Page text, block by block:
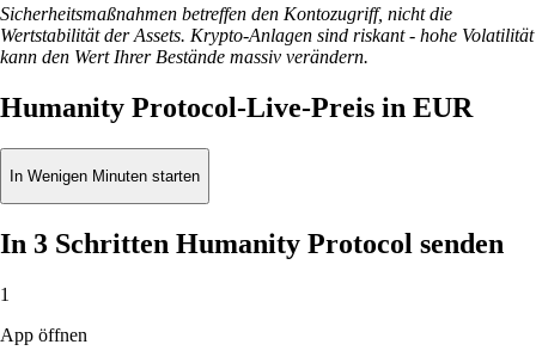
Sicherheitsmaßnahmen betreffen den Kontozugriff, nicht die
Wertstabilität der Assets. Krypto-Anlagen sind riskant - hohe Volatilität
kann den Wert Ihrer Bestände massiv verändern.
Humanity Protocol-Live-Preis in EUR
In Wenigen Minuten starten
In 3 Schritten Humanity Protocol senden
1
App öffnen